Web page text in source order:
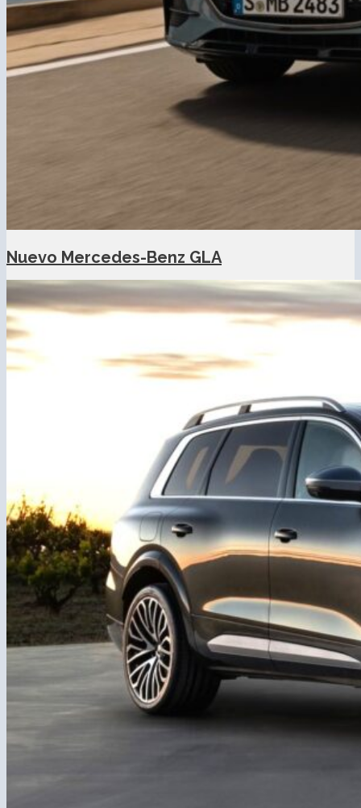
Nuevo Mercedes-Benz GLA